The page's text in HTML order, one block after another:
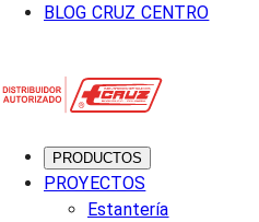
BLOG CRUZ CENTRO
PRODUCTOS
PROYECTOS
Estantería